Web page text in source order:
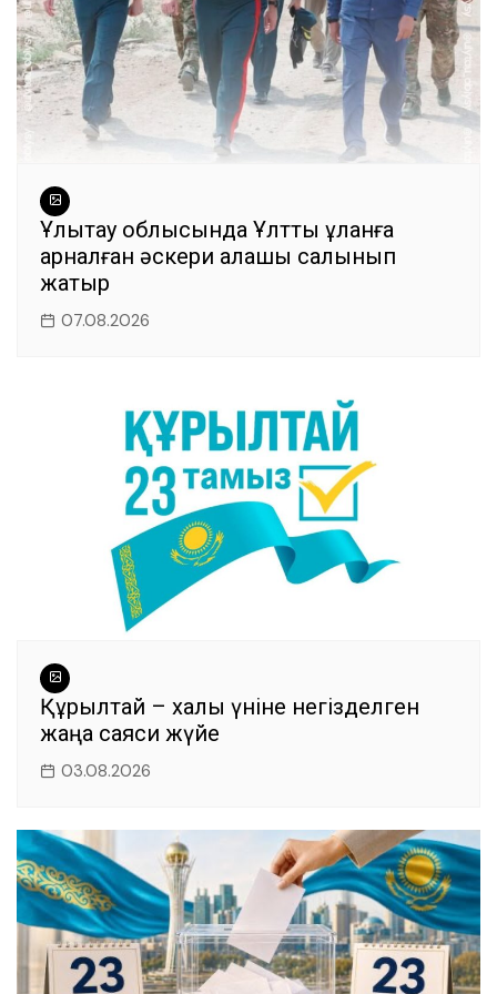
Ұлытау облысында Ұлттық ұланға
арналған әскери қалашық салынып
жатыр
07.08.2026
Құрылтай – халық үніне негізделген
жаңа саяси жүйе
03.08.2026